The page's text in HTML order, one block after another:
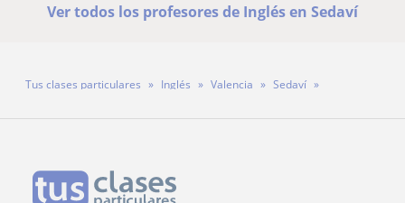
Ver todos los profesores de Inglés en Sedaví
Tus clases particulares Inglés Valencia
Sedaví